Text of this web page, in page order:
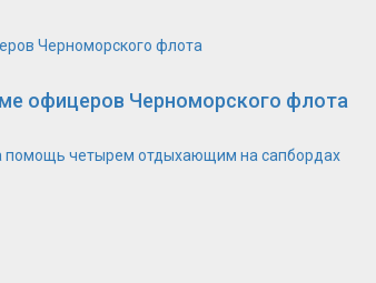
Черноморского флота
офицеров Черноморского флота
помощь четырем отдыхающим на сапбордах